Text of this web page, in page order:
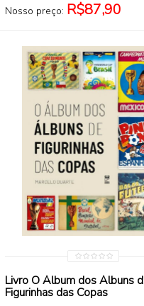
Nosso preço: R$87,90
Livro O Álbum dos Álbuns
Figurinhas das Copas
COMPRAR